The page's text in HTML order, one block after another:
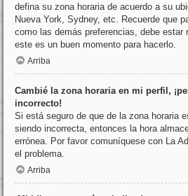
defina su zona horaria de acuerdo a su
Nueva York, Sydney, etc. Recuerde que
como las demás preferencias, debe estar
este es un buen momento para hacerlo.
Arriba
Cambié la zona horaria en mi perfil,
incorrecto!
Si está seguro de que de la zona horaria
siendo incorrecta, entonces la hora
errónea. Por favor comuníquese con La
el problema.
Arriba